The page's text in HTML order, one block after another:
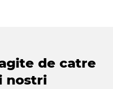
de catre
nostri